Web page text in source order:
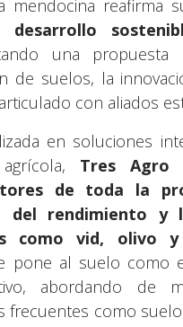
mendocina reafirma
desarrollo
una
de suelos, la
con aliados
en soluciones
Tres Agro
de toda la
del rendimiento y
como vid, olivo
pone al suelo como
abordando de
frecuentes como